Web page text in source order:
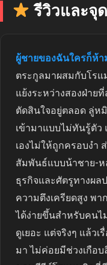
รีวิวและจุ
ผู้ชายของฉันใครก็ห้า
ตระกูลมาผสมกับโร
แย้งระหว่างสองฝ่าย
ตัดสินใจอยู่ตลอด ลู่ห
เข้ามาแบบไม่ทันรู้ตัว
เองไม่ให้ถูกครอบงำ
สัมพันธ์แบบน้าชาย-
ธุรกิจและศัตรูทางผล
ความตึงเครียดสูง พ
ได้ง่ายขึ้นสำหรับคนไ
ดูเยอะ แต่จริงๆ แล้ว
มา ไม่ค่อยมีช่วงเกือ